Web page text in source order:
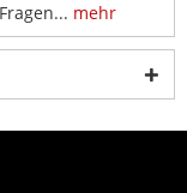
mehr